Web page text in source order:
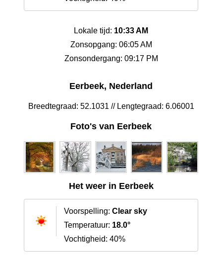
Lokale tijd: 10:33 AM
Zonsopgang: 06:05 AM
Zonsondergang: 09:17 PM
Eerbeek, Nederland
Breedtegraad: 52.1031 // Lengtegraad: 6.06001
Foto's van Eerbeek
Het weer in Eerbeek
Voorspelling: Clear sky
Temperatuur: 18.0°
Vochtigheid: 40%